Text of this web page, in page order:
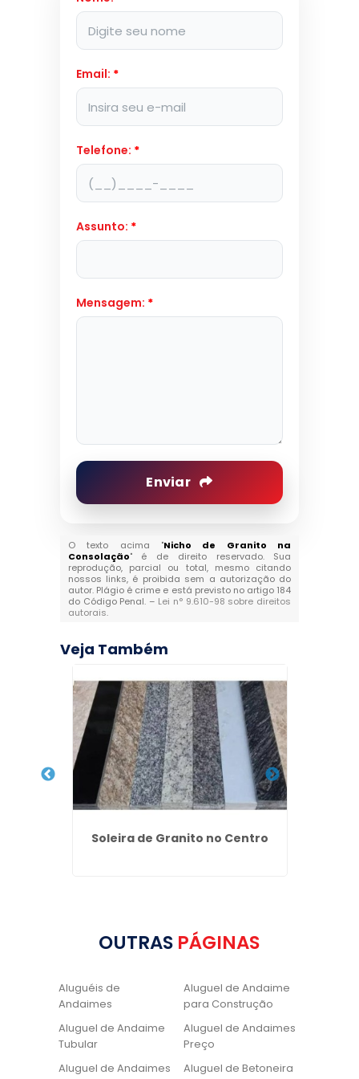
Email: *
Telefone: *
Assunto: *
Mensagem: *
Enviar
O texto acima "Nicho de Granito na
Consolação" é de direito reservado. Sua
reprodução, parcial ou total, mesmo citando
nossos links, é proibida sem a autorização do
autor. Plágio é crime e está previsto no artigo 184
do Código Penal. – Lei n° 9.610-98 sobre direitos
autorais.
Veja Também
Soleira de Granito no Centro
OUTRAS PÁGINAS
Aluguéis de
Andaimes
Aluguel de Andaime
para Construção
Aluguel de Andaime
Tubular
Aluguel de Andaimes
Preço
Aluguel de Andaimes
Aluguel de Betoneira